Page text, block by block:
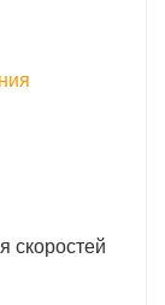
скоростей